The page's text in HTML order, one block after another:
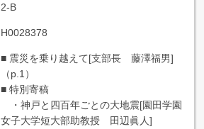
2-B
H0028378
■ 震災を乗り越えて[支部長 藤澤福男]
（p.1）
■ 特別寄稿
・神戸と四百年ごとの大地震[園田学園
女子大学短大部助教授 田辺眞人]